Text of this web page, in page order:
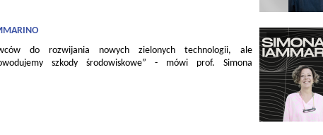
do rozwijania nowych zielonych technologii, ale
szkody środowiskowe” - mówi prof. Simona